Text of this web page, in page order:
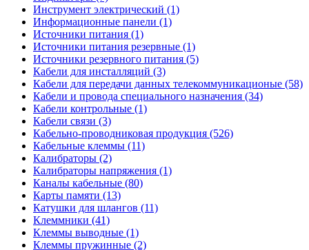
Инструмент электрический (1)
Информационные панели (1)
Источники питания (1)
Источники питания резервные (1)
Источники резервного питания (5)
Кабели для инсталляций (3)
Кабели для передачи данных телекоммуникационые (58)
Кабели и провода специального назначения (34)
Кабели контрольные (1)
Кабели связи (3)
Кабельно-проводниковая продукция (526)
Кабельные клеммы (11)
Калибраторы (2)
Калибраторы напряжения (1)
Каналы кабельные (80)
Карты памяти (13)
Катушки для шлангов (11)
Клеммники (41)
Клеммы выводные (1)
Клеммы пружинные (2)